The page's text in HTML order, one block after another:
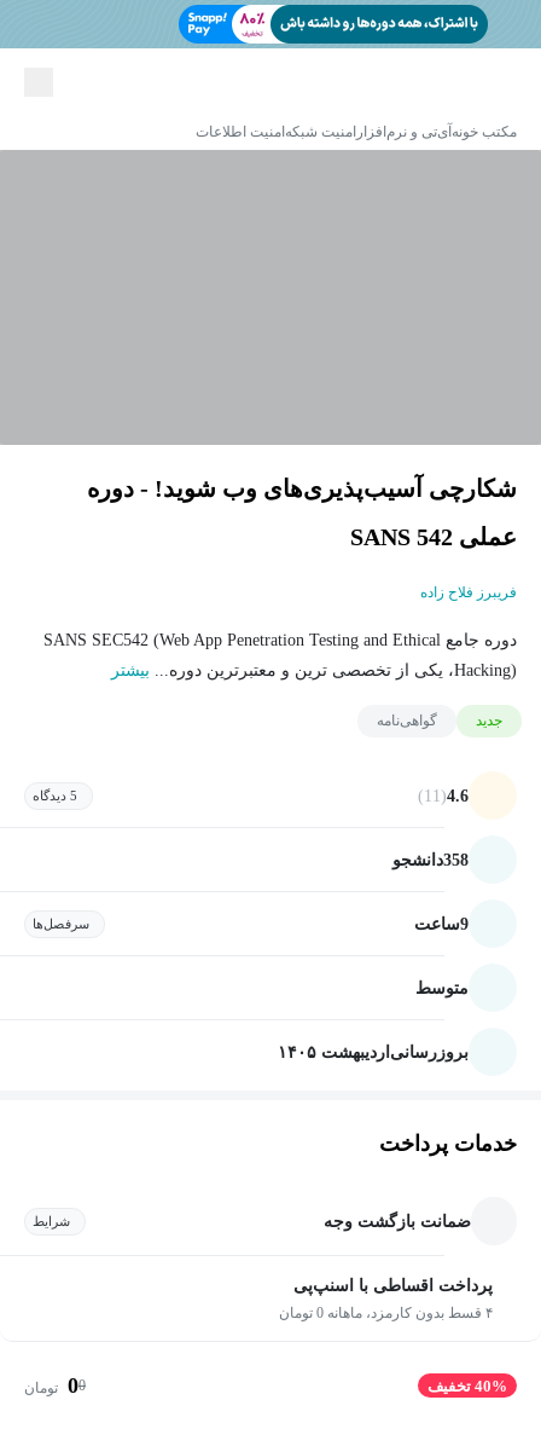
مکتب خونه آی‌تی و نرم‌افزار امنیت شبکه امنیت اطلاعات
شکارچی آسیب‌پذیری‌های وب شوید! - دوره
عملی SANS 542
فریبرز فلاح زاده
دوره جامع SANS SEC542 (Web App Penetration Testing and Ethical
Hacking)، یکی از تخصصی ترین و معتبرترین دوره...
بیشتر
جدید گواهی‌نامه
4.6
(11) 5 دیدگاه
358دانشجو
9ساعت سرفصل‌ها
متوسط
بروزرسانی اردیبهشت ۱۴۰۵
خدمات پرداخت
ضمانت بازگشت وجه شرایط
پرداخت اقساطی با اسنپ‌پی
۴ قسط بدون کارمزد، ماهانه 0 تومان
40% تخفیف 0
0 تومان